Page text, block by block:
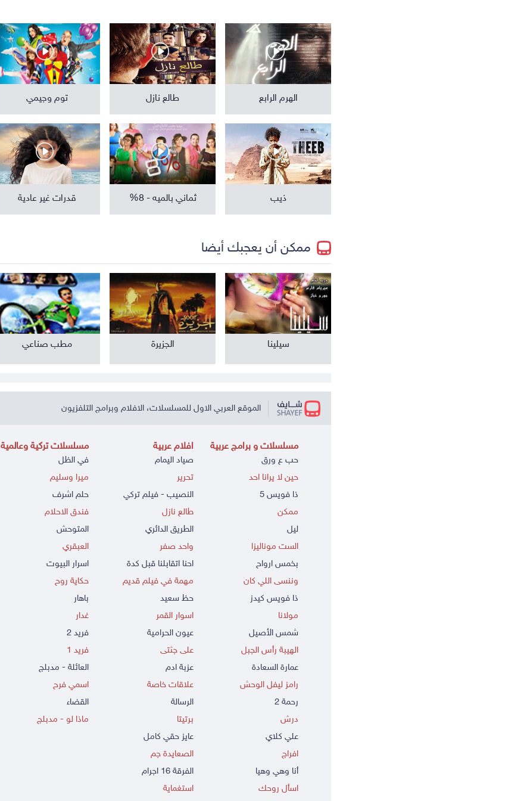
الهرم الرابع طالع نازل توم وجيمي
ذيب ثماني بالميه - 8% قدرات غير عادية
ممكن أن يعجبك أيضا
سيلينا الجزيرة مطب صناعي
الموقع العربي الاول للمسلسلات، الافلام وبرامج التلفزيون
مسلسلات و برامج عربية
حب ع ورق
حين لا يرانا احد
ذا فويس 5
ممكن
ليل
الست موناليزا
بخمس ارواح
وننسى اللي كان
ذا فويس كيدز
مولانا
شمس الأصيل
الهيبة رأس الجبل
عمارة السعادة
رامز ليفل الوحش
رحمة 2
درش
علي كلاي
افراج
أنا وهي وهيا
اسأل روحك
افلام عربية
صياد اليمام
تحرير
النصيب - فيلم تركي
طالع نازل
الطريق الدائري
واحد صفر
احنا اتقابلنا قبل كدة
مهمة في فيلم قديم
حظ سعيد
اسوار القمر
عيون الحرامية
على جثتى
عزبة ادم
علاقات خاصة
الرسالة
برتيتا
عايز حقي كامل
الصعايدة جم
الفرقة 16 اجرام
استغماية
مسلسلات تركية وعالمية
في الظل
ميرا وسليم
حلم اشرف
فندق الاحلام
المتوحش
العبقري
اسرار البيوت
حكاية روح
باهار
غدار
فريد 2
فريد 1
العائلة - مدبلج
اسمي فرح
القضاء
ماذا لو - مدبلج